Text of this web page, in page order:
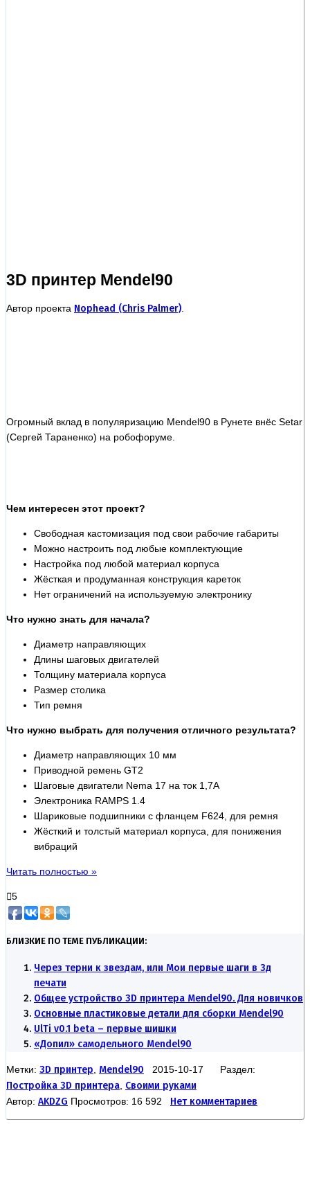
3D принтер Mendel90
Автор проекта Nophead (Chris Palmer)
Огромный вклад в популяризацию Mendel90 в Рунете внёс Setar
(Сергей Тараненко) на робофоруме.
Чем интересен этот проект?
Свободная кастомизация под свои рабочие габариты
Можно настроить под любые комплектующие
Настройка под любой материал корпуса
Жёсткая и продуманная конструкция кареток
Нет ограничений на используемую электронику
Что нужно знать для начала?
Диаметр направляющих
Длины шаговых двигателей
Толщину материала корпуса
Размер столика
Тип ремня
Что нужно выбрать для получения отличного результата?
Диаметр направляющих 10 мм
Приводной ремень GT2
Шаговые двигатели Nema 17 на ток 1,7А
Электроника RAMPS 1.4
Шариковые подшипники с фланцем F624, для ремня
Жёсткий и толстый материал корпуса, для понижения
вибраций
Читать полностью »
5
БЛИЗКИЕ ПО ТЕМЕ ПУБЛИКАЦИИ:
Через терни к звездам, или Мои первые шаги в 3д
печати
Общее устройство 3D принтера Mendel90. Для новичков
Основные пластиковые детали для сборки Mendel90
UlTi v0.1 beta – первые шишки
«Допил» самодельного Mendel90
Метки: 3D принтер, Mendel90 2015-10-17 Раздел:
Постройка 3D принтера, Своими руками
Автор: AKDZG Просмотров: 16 592 Нет комментариев